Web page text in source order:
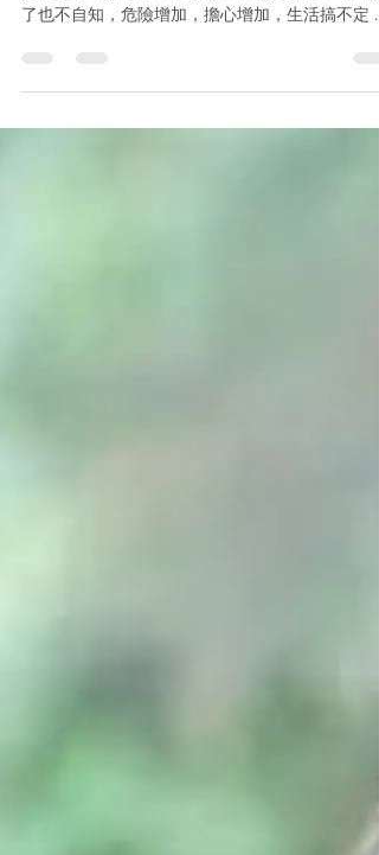
了也不自知，危險增加，擔心增加，生活搞不定